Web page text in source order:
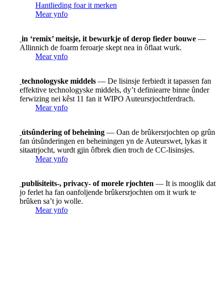
Hantlieding foar it merken
Mear ynfo
in ‘remix’ meitsje, it bewurkje of derop fieder bouwe —
Allinnich de foarm feroarje skept nea in ôflaat wurk.
Mear ynfo
technologyske middels — De lisinsje ferbiedt it tapassen fan
effektive technologyske middels, dy’t definiearre binne ûnder
ferwizing nei kêst 11 fan it WIPO Auteursrjochtferdrach.
Mear ynfo
útsûndering of beheining — Oan de brûkersrjochten op grûn
fan útsûnderingen en beheiningen yn de Auteurswet, lykas it
sitaatrjocht, wurdt gjin ôfbrek dien troch de CC-lisinsjes.
Mear ynfo
publisiteits-, privacy- of morele rjochten — It is mooglik dat
jo ferlet ha fan oanfoljende brûkersrjochten om it wurk te
brûken sa’t jo wolle.
Mear ynfo